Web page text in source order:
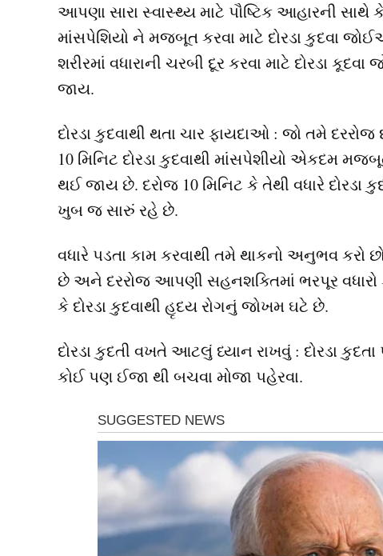
આપણા સારા સ્વાસ્થ્ય માટે પૌષ્ટિક આહારની
માંસપેશિયો ને મજબૂત કરવા માટે દોરડા કુદવા
શરીરમાં વધારાની ચરબી દૂર કરવા માટે દોરડા
જાય.
દોરડા કુદવાથી થતા ચાર ફાયદાઓ : જો તમે
10 મિનિટ દોરડા કુદવાથી માંસપેશીયો એકદમ
થઈ જાય છે. દરોજ 10 મિનિટ કે તેથી વધારે દોરડા
ખુબ જ સારું રહે છે.
વધારે પડતા કામ કરવાથી તમે થાકનો અનુભવ કરો
છે અને દરરોજ આપણી સહનશક્તિમાં ભરપૂર
કે દોરડા કુદવાથી હૃદય રોગનું જોખમ ઘટે છે.
દોરડા કુદતી વખતે આટલું ધ્યાન રાખવું : દોરડા
કોઈ પણ ઈજા થી બચવા મોજા પહેરવા.